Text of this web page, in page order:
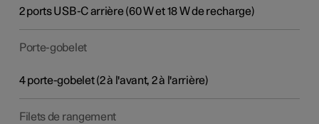
2 ports USB-C arrière (60 W et 18 W de recharge)
Porte-gobelet
4 porte-gobelet (2 à l'avant, 2 à l'arrière)
Filets de rangement